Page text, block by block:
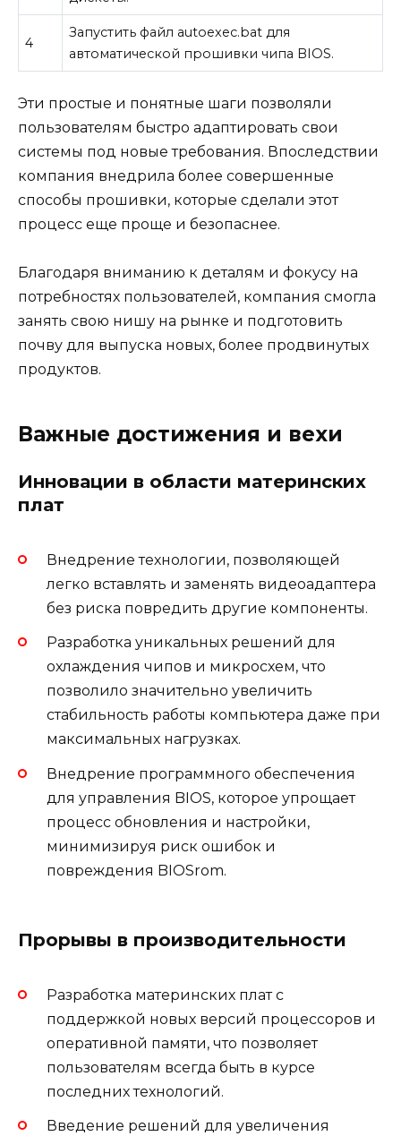
4
Запустить файл autoexec.bat для
автоматической прошивки чипа BIOS.
Эти простые и понятные шаги позволяли
пользователям быстро адаптировать свои
системы под новые требования. Впоследствии
компания внедрила более совершенные
способы прошивки, которые сделали этот
процесс еще проще и безопаснее.
Благодаря вниманию к деталям и фокусу на
потребностях пользователей, компания смогла
занять свою нишу на рынке и подготовить
почву для выпуска новых, более продвинутых
продуктов.
Важные достижения и вехи
Инновации в области материнских
плат
Внедрение технологии, позволяющей
легко вставлять и заменять видеоадаптера
без риска повредить другие компоненты.
Разработка уникальных решений для
охлаждения чипов и микросхем, что
позволило значительно увеличить
стабильность работы компьютера даже при
максимальных нагрузках.
Внедрение программного обеспечения
для управления BIOS, которое упрощает
процесс обновления и настройки,
минимизируя риск ошибок и
повреждения BIOSrom.
Прорывы в производительности
Разработка материнских плат с
поддержкой новых версий процессоров и
оперативной памяти, что позволяет
пользователям всегда быть в курсе
последних технологий.
Введение решений для увеличения